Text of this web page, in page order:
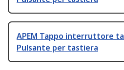
APEM Tappo interruttore
Pulsante per tastiera